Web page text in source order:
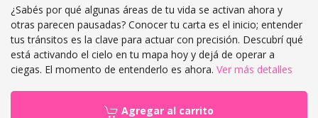
​¿Sabés por qué algunas áreas de tu vida se activan ahora y
otras parecen pausadas? Conocer tu carta es el inicio; entender
tus tránsitos es la clave para actuar con precisión. Descubrí qué
está activando el cielo en tu mapa hoy y dejá de operar a
ciegas. El momento de entenderlo es ahora. Ver más detalles
Agregar al carrito